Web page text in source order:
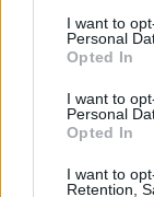
I want to
Personal
Opted In
I want to
Personal
Opted In
I want to
Retention,
Añadir un
pantalla.
¡Guarda
Opina de Tele
¿Qué serie te